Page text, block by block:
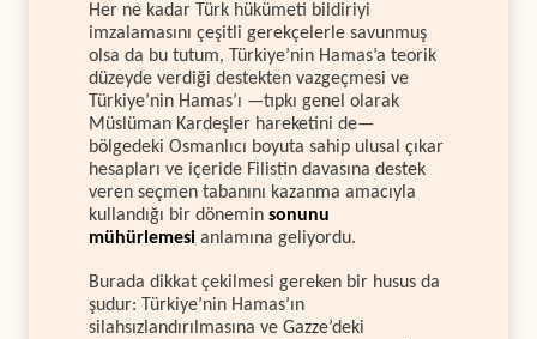
Her ne kadar Türk hükümeti bildiriyi
imzalamasını çeşitli gerekçelerle savunmuş
olsa da bu tutum, Türkiye’nin Hamas’a teorik
düzeyde verdiği destekten vazgeçmesi ve
Türkiye’nin Hamas’ı —tıpkı genel olarak
Müslüman Kardeşler hareketini de—
bölgedeki Osmanlıcı boyuta sahip ulusal çıkar
hesapları ve içeride Filistin davasına destek
veren seçmen tabanını kazanma amacıyla
kullandığı bir dönemin sonunu
mühürlemesi anlamına geliyordu.
Burada dikkat çekilmesi gereken bir husus da
şudur: Türkiye’nin Hamas’ın
silahsızlandırılmasına ve Gazze’deki